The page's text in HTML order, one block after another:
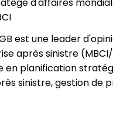
est une leader
après sinistre
en planification
sinistre, gestion de